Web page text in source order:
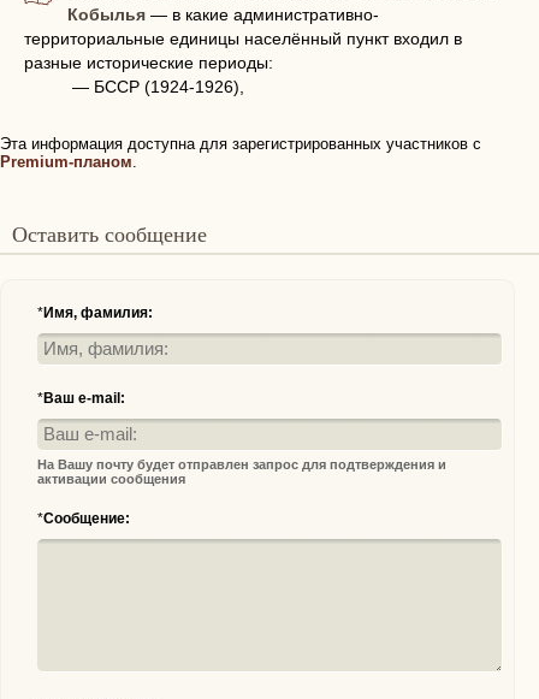
Кобылья — в какие административно-
территориальные единицы населённый пункт входил в
разные исторические периоды:
— БССР (1924-1926),
Эта информация доступна для зарегистрированных участников с
Premium-планом.
Оставить сообщение
*Имя, фамилия:
*Ваш e-mail:
На Вашу почту будет отправлен запрос для подтверждения и
активации сообщения
*Сообщение: